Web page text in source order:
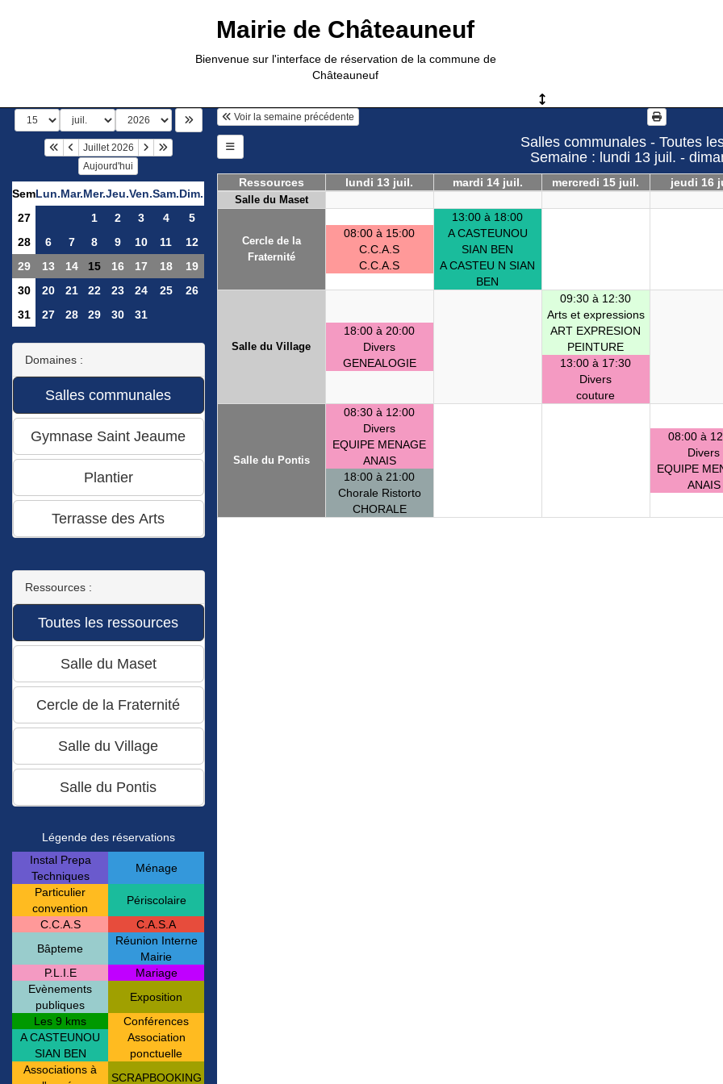
Mairie de Châteauneuf
Bienvenue sur l'interface de réservation de la commune de
Châteauneuf
Juillet 2026
Aujourd'hui
SemLun.Mar.Mer.Jeu.Ven.Sam.Dim.
27
1 2 3 4
5
28
6 7 8 9 10 11
12
29
13 14 15 16 17 18
19
30
20 21 22 23 24 25
26
31
27 28 29 30 31
Domaines :
Ressources :
Légende des réservations
Instal Prepa
Techniques
Ménage
Particulier
convention
Périscolaire
C.C.A.S
C.A.S.A
Bâpteme
Réunion Interne
Mairie
P.L.I.E
Mariage
Evènements
publiques
Exposition
Les 9 kms
Conférences
A CASTEUNOU
SIAN BEN
Association
ponctuelle
Associations à
SCRAPBOOKING
Voir la semaine précédente
Salles communales - Toutes
Semaine : lundi 13 juil. -
Ressources lundi 13 juil. mardi 14 juil. mercredi 15 juil. jeudi 16
Salle du Maset
Cercle de la
Fraternité
08:00 à 15:00
C.C.A.S
C.C.A.S
13:00 à 18:00
A CASTEUNOU
SIAN BEN
A CASTEU N SIAN
BEN
Salle du Village
18:00 à 20:00
Divers
GENEALOGIE
09:30 à 12:30
Arts et expressions
ART EXPRESION
PEINTURE
13:00 à 17:30
Divers
couture
Salle du Pontis
08:30 à 12:00
Divers
EQUIPE MENAGE
ANAIS
18:00 à 21:00
Chorale Ristorto
CHORALE
08:00 à
Divers
EQUIPE
ANAIS